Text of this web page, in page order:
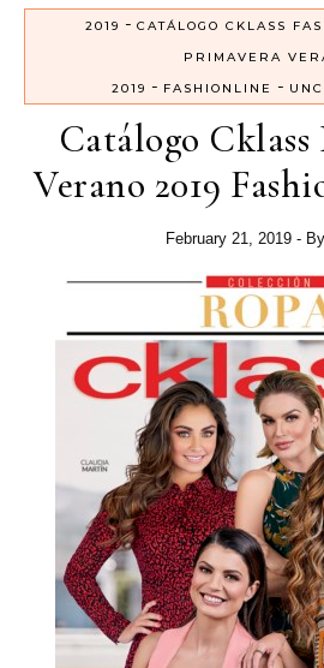
2019 - CATÁLOGO CKLASS
PRIMAVERA
2019 - FASHIONLINE -
Catálogo
Verano 2019
February 21, 2019 - By